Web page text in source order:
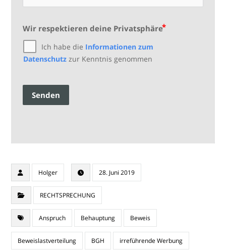
Wir respektieren deine Privatsphäre
Ich habe die Informationen zum
Datenschutzzur Kenntnis genommen
Senden
Holger 28. Juni 2019
RECHTSPRECHUNG
Anspruch Behauptung Beweis
Beweislastverteilung BGH irreführende Werbung